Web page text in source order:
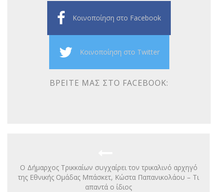
Κοινοποίηση στο Facebook
Κοινοποίηση στο Twitter
ΒΡΕΊΤΕ ΜΑΣ ΣΤΟ FACEBOOK:
Ο Δήμαρχος Τρικκαίων συγχαίρει τον τρικαλινό αρχηγό
της Εθνικής Ομάδας Μπάσκετ, Κώστα Παπανικολάου – Τι
απαντά ο ίδιος